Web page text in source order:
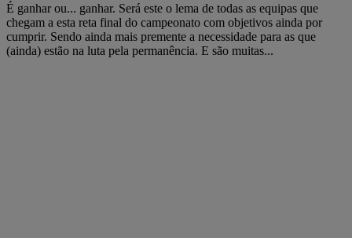
É ganhar ou... ganhar. Será este o lema de todas as equipas que
chegam a esta reta final do campeonato com objetivos ainda por
cumprir. Sendo ainda mais premente a necessidade para as que
(ainda) estão na luta pela permanência. E são muitas...